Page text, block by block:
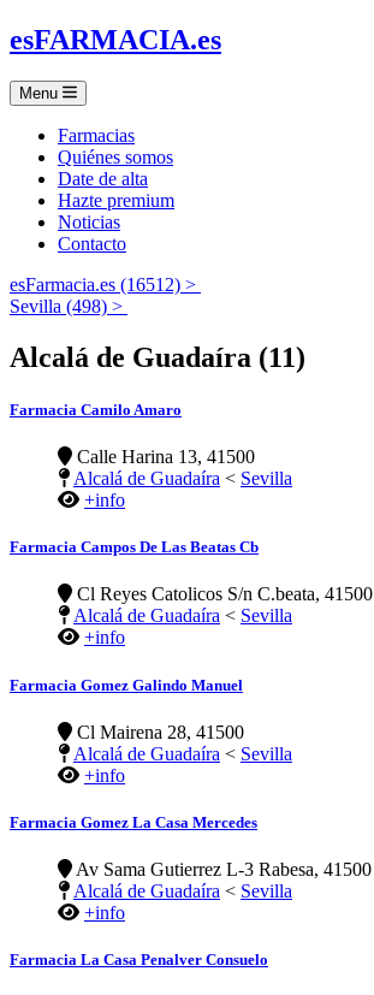
esFARMACIA.es
Menu
Farmacias
Quiénes somos
Date de alta
Hazte premium
Noticias
Contacto
esFarmacia.es (16512) >
Sevilla (498) >
Alcalá de Guadaíra (11)
Farmacia Camilo Amaro
Calle Harina 13, 41500
Alcalá de Guadaíra < Sevilla
+info
Farmacia Campos De Las Beatas Cb
Cl Reyes Catolicos S/n C.beata, 41500
Alcalá de Guadaíra < Sevilla
+info
Farmacia Gomez Galindo Manuel
Cl Mairena 28, 41500
Alcalá de Guadaíra < Sevilla
+info
Farmacia Gomez La Casa Mercedes
Av Sama Gutierrez L-3 Rabesa, 41500
Alcalá de Guadaíra < Sevilla
+info
Farmacia La Casa Penalver Consuelo